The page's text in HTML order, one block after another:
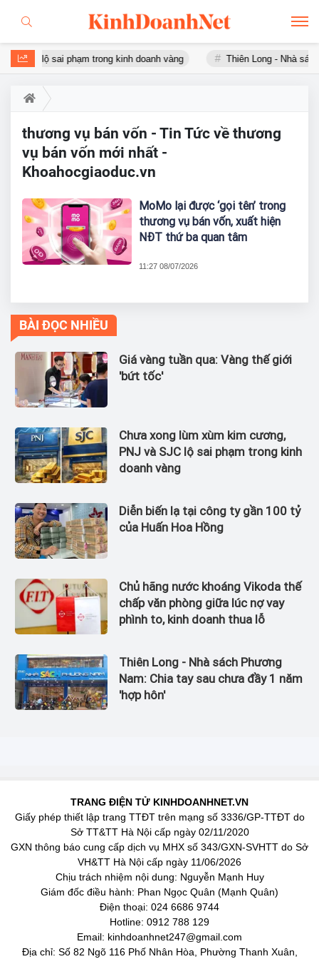
SJC lộ sai phạm trong kinh doanh vàng Thiên Long - Nhà
thương vụ bán vốn - Tin Tức về thương
vụ bán vốn mới nhất -
Khoahocgiaoduc.vn
MoMo lại được ‘gọi tên’ trong
thương vụ bán vốn, xuất hiện
NĐT thứ ba quan tâm
11:27 08/07/2026
BÀI ĐỌC NHIỀU
Giá vàng tuần qua: Vàng thế giới
'bứt tốc'
Chưa xong lùm xùm kim cương,
PNJ và SJC lộ sai phạm trong kinh
doanh vàng
Diễn biến lạ tại công ty gần 100 tỷ
của Huấn Hoa Hồng
Chủ hãng nước khoáng Vikoda thế
chấp văn phòng giữa lúc nợ vay
phình to, kinh doanh thua lỗ
Thiên Long - Nhà sách Phương
Nam: Chia tay sau chưa đầy 1 năm
'hợp hôn'
TRANG ĐIỆN TỬ KINHDOANHNET.VN
Giấy phép thiết lập trang TTĐT trên mạng số 3336/GP-TTĐT do
Sở TT&TT Hà Nội cấp ngày 02/11/2020
GXN thông báo cung cấp dịch vụ MHX số 343/GXN-SVHTT do Sở
VH&TT Hà Nội cấp ngày 11/06/2026
Chịu trách nhiệm nội dung: Nguyễn Mạnh Huy
Giám đốc điều hành: Phan Ngọc Quân (Mạnh Quân)
Điện thoại: 024 6686 9744
Hotline: 0912 788 129
Email: kinhdoanhnet247@gmail.com
Địa chỉ: Số 82 Ngõ 116 Phố Nhân Hòa, Phường Thanh Xuân,